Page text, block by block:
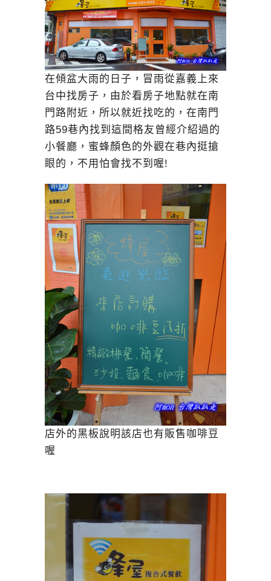
在傾盆大雨的日子，冒雨從嘉義上來
台中找房子，由於看房子地點就在南
門路附近，所以就近找吃的，在南門
路59巷內找到這間格友曾經介紹過的
小餐廳，蜜蜂顏色的外觀在巷內挺搶
眼的，不用怕會找不到喔!
店外的黑板說明該店也有販售咖啡豆
喔